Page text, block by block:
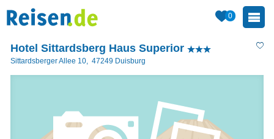
0
Hotel Sittardsberg Haus Superior
Sittardsberger Allee 10, 47249 Duisburg